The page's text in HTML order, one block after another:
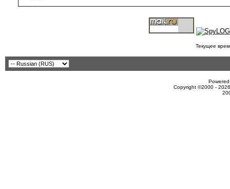
Текущее
Copyright ©2000 -